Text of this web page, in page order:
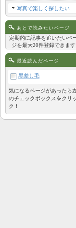
写真で楽しく探したい
あとで読みたいページ
定期的に記事を追いたいペ
ジを最大20件登録できます
最近読んだページ
黒差し毛
気になるページがあったら
のチェックボックスをクリッ
ク！